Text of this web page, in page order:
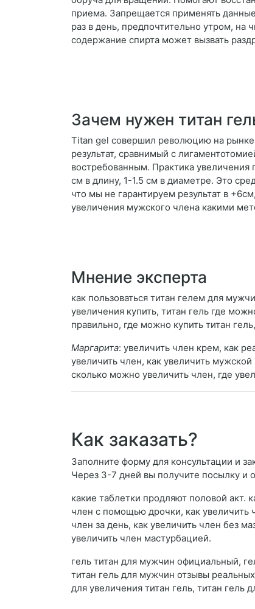
приема. Запрещается применять
раз в день, предпочтительно утром, на
содержание спирта может вызвать
Зачем нужен титан
Titan gel совершил революцию на рынке
результат, сравнимый с
востребованным. Практика
см в длину, 1-1.5 см в диаметре. Это
что мы не гарантируем результат в
увеличения мужского члена какими
Мнение эксперта
как пользоваться титан гелем для
увеличения купить, титан гель где
правильно, где можно купить титан
Маргарита: увеличить член крем, как
увеличить член, как увеличить
сколько можно увеличить член, где
Как заказать?
Заполните форму для консультации и
Через 3-7 дней вы получите посылку и
какие таблетки продляют половой акт.
член с помощью дрочки, как увеличить
член за день, как увеличить член без
увеличить член мастурбацией.
гель титан для мужчин официальный,
титан гель для мужчин отзывы
для увеличения титан гель, титан